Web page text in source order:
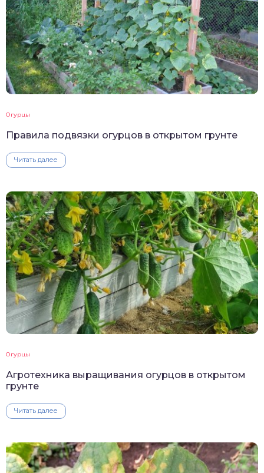
Огурцы
Правила подвязки огурцов в открытом грунте
Читать далее
Огурцы
Агротехника выращивания огурцов в открытом
грунте
Читать далее